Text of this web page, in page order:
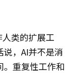
类的扩展工
，AI并不是消
。重复性工作和